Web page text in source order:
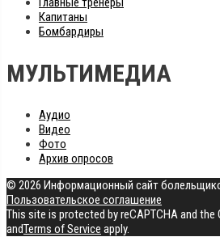
Капитаны
Бомбардиры
МУЛЬТИМЕДИА
Аудио
Видео
Фото
Архив опросов
© 2026 Информационный сайт
Пользовательское соглашение
This site is protected by reCAPTCHA and the
andTerms of Service apply.